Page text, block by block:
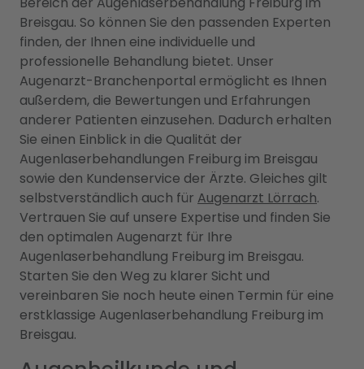
Breisgau. So können Sie den passenden Experten
finden, der Ihnen eine individuelle und
professionelle Behandlung bietet. Unser
Augenarzt-Branchenportal ermöglicht es Ihnen
außerdem, die Bewertungen und Erfahrungen
anderer Patienten einzusehen. Dadurch erhalten
Sie einen Einblick in die Qualität der
Augenlaserbehandlungen Freiburg im Breisgau
sowie den Kundenservice der Ärzte. Gleiches gilt
selbstverständlich auch für Augenarzt Lörrach.
Vertrauen Sie auf unsere Expertise und finden Sie
den optimalen Augenarzt für Ihre
Augenlaserbehandlung Freiburg im Breisgau.
Starten Sie den Weg zu klarer Sicht und
vereinbaren Sie noch heute einen Termin für eine
erstklassige Augenlaserbehandlung Freiburg im
Breisgau.